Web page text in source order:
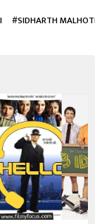
#SIDHARTH